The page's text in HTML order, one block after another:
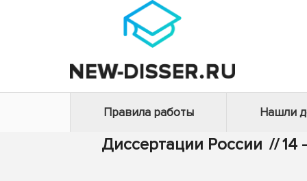
Правила работы Нашли
Диссертации России //14